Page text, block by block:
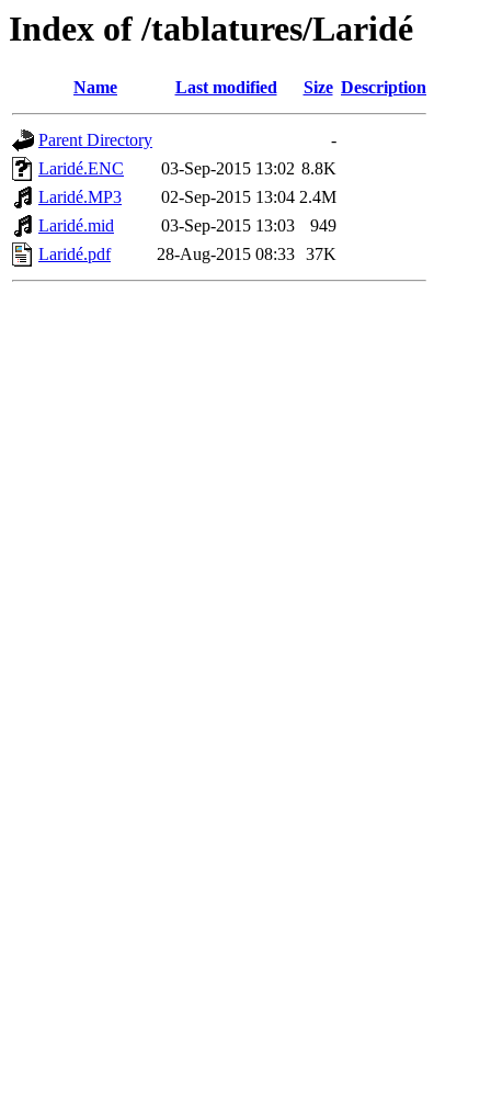
Index of /tablatures/Laridé
Name Last modified Size Description
Parent Directory
-
Laridé.ENC
03-Sep-2015 13:02 8.8K
Laridé.MP3
02-Sep-2015 13:04 2.4M
Laridé.mid
03-Sep-2015 13:03
949
Laridé.pdf
28-Aug-2015 08:33 37K